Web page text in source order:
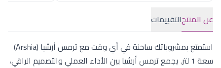
عن المنتجالتقييمات
استمتع بمشروباتك ساخنة في أي وقت مع ترمس أرشيا (Arshia)
سعة 1 لتر. يجمع ترمس أرشيا بين الأداء العملي والتصميم الراقي،